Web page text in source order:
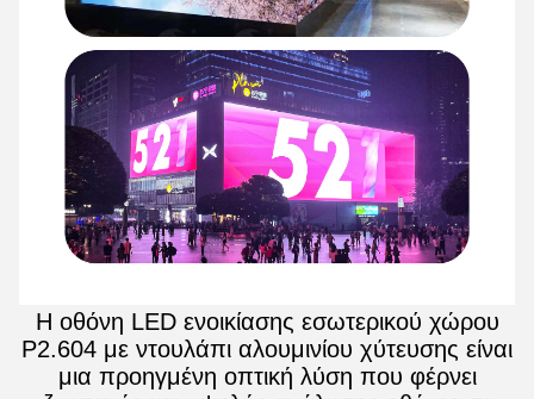
Η οθόνη LED ενοικίασης εσωτερικού χώρου
P2.604 με ντουλάπι αλουμινίου χύτευσης είναι
μια προηγμένη οπτική λύση που φέρνει